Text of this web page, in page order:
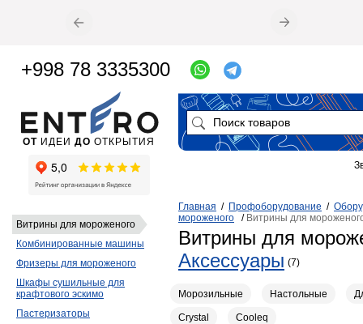
Главная / Профоборудование /
мороженого / Витрины для
Витрины для
Аксессуары (7)
Морозильные Настольные
Crystal Cooleq
Витрины для мороженого
Комбинированные машины
Фризеры для мороженого
Шкафы сушильные для
крафтового эскимо
Пастеризаторы
ОТ ИДЕИ ДО ОТКРЫТИЯ
+998 78 3335300